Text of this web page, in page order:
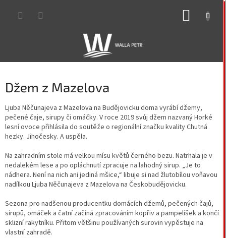
Džem z Mazelova
Ljuba Něčunajeva z Mazelova na Budějovicku doma vyrábí džemy,
pečené čaje, sirupy či omáčky. V roce 2019 svůj džem nazvaný Horké
lesní ovoce přihlásila do soutěže o regionální značku kvality Chutná
hezky. Jihočesky. A uspěla.
Na zahradním stole má velkou mísu květů černého bezu. Natrhala je v
nedalekém lese a po opláchnutí zpracuje na lahodný sirup. „Je to
nádhera. Není na nich ani jediná mšice,“ libuje si nad žlutobílou voňavou
nadílkou Ljuba Něčunajeva z Mazelova na Českobudějovicku.
Sezona pro nadšenou producentku domácích džemů, pečených čajů,
sirupů, omáček a čatní začíná zpracováním kopřiv a pampelišek a končí
sklizní rakytníku. Přitom většinu používaných surovin vypěstuje na
vlastní zahradě.